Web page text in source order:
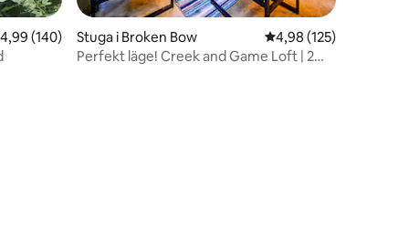
av 5 i genomsnittligt betyg, 140 omdömen
4,99 (140)
Stuga i Broken Bow 4,98 av 5 i
4,98 (125)
Perfekt läge! Creek and Game Loft | 2